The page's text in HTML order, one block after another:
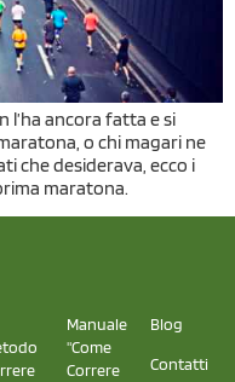
l’ha ancora fatta e si
o chi magari ne
che desiderava, ecco i
maratona.
Manuale
"Come
Correre
Blog
Contatti